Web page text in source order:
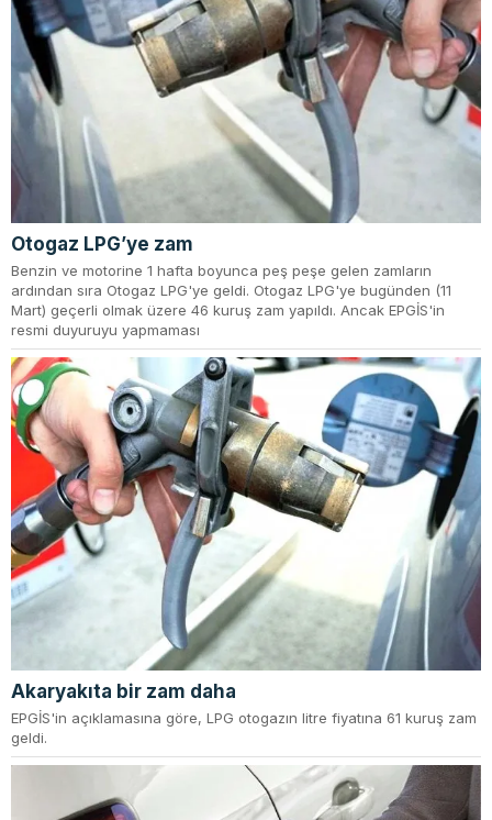
Otogaz LPG’ye zam
Benzin ve motorine 1 hafta boyunca peş peşe gelen zamların
ardından sıra Otogaz LPG'ye geldi. Otogaz LPG'ye bugünden (11
Mart) geçerli olmak üzere 46 kuruş zam yapıldı. Ancak EPGİS'in
resmi duyuruyu yapmaması
Akaryakıta bir zam daha
EPGİS'in açıklamasına göre, LPG otogazın litre fiyatına 61 kuruş zam
geldi.